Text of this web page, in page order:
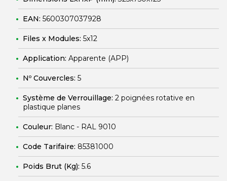
EAN: 5600307037928
Files x Modules: 5x12
Application: Apparente (APP)
Nº Couvercles: 5
Système de Verrouillage: 2 poignées rotative en
plastique planes
Couleur: Blanc - RAL 9010
Code Tarifaire: 85381000
Poids Brut (Kg): 5.6